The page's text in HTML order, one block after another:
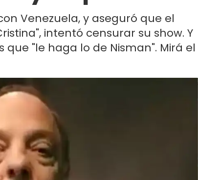
Venezuela, y aseguró que el
intentó censurar su show. Y
"le haga lo de Nisman". Mirá el